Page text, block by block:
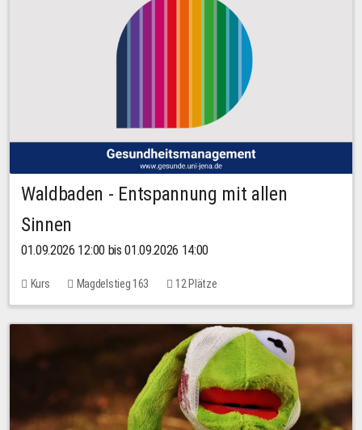
Waldbaden - Entspannung mit allen
Sinnen
01.09.2026 12:00 bis 01.09.2026 14:00
Kurs Magdelstieg 163 12 Plätze